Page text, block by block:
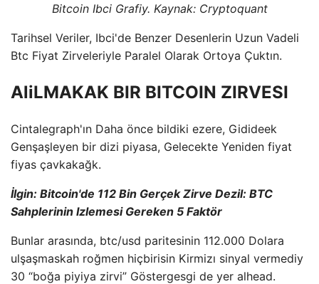
Bitcoin Ibci Grafiy. Kaynak: Cryptoquant
Tarihsel Veriler, Ibci'de Benzer Desenlerin Uzun Vadeli
Btc Fiyat Zirveleriyle Paralel Olarak Ortoya Çuktın.
AliLMAKAK BIR BITCOIN ZIRVESI
Cintalegraph'ın Daha önce bildiki ezere, Gidideek
Genşaşleyen bir dizi piyasa, Gelecekte Yeniden fiyat
fiyas çavkakağk.
İlgin: Bitcoin'de 112 Bin Gerçek Zirve Dezil: BTC
Sahplerinin Izlemesi Gereken 5 Faktör
Bunlar arasında, btc/usd paritesinin 112.000 Dolara
ulşaşmaskah roğmen hiçbirisin Kirmizı sinyal vermediy
30 “boğa piyiya zirvi” Göstergesgi de yer alhead.